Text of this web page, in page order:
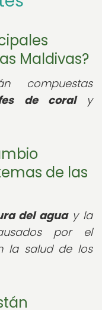
Maldivas?
compuestas
de coraly
de las
del aguay la
por el
la salud de los